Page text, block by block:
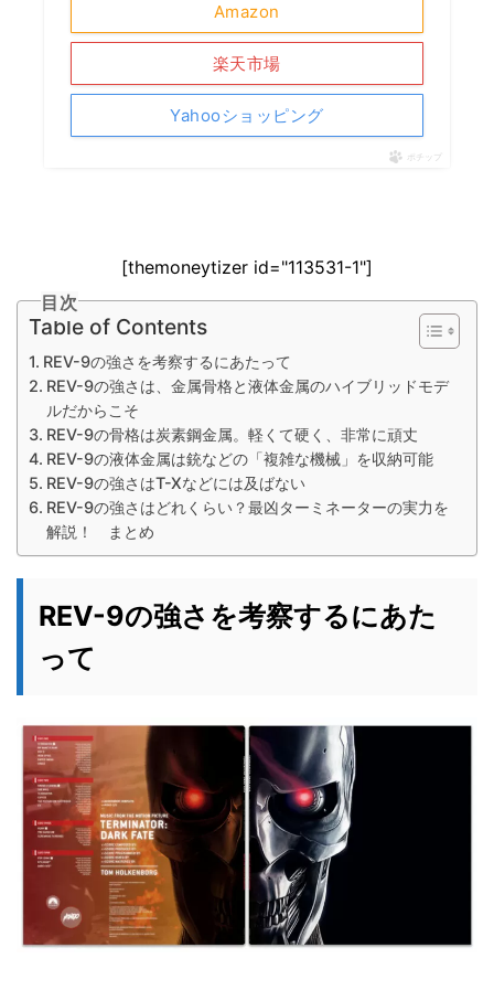
Amazon
楽天市場
Yahooショッピング
ポチップ
[themoneytizer id="113531-1"]
目次
Table of Contents
REV-9の強さを考察するにあたって
REV-9の強さは、金属骨格と液体金属のハイブリッドモデ
ルだからこそ
REV-9の骨格は炭素鋼金属。軽くて硬く、非常に頑丈
REV-9の液体金属は銃などの「複雑な機械」を収納可能
REV-9の強さはT-Xなどには及ばない
REV-9の強さはどれくらい？最凶ターミネーターの実力を
解説！ まとめ
REV-9の強さを考察するにあた
って